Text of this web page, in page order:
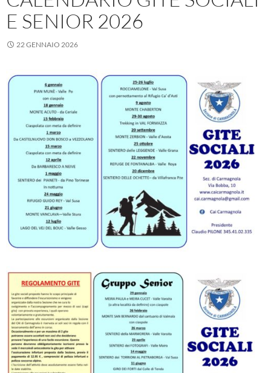
E SENIOR 2026
22 GENNAIO 2026